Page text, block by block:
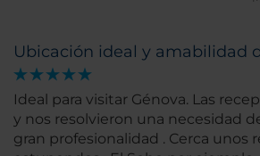
Ubicación ideal y amabilidad
Ideal para visitar Génova. Las recepcionistas amables
y nos resolvieron una necesidad
gran profesionalidad . Cerca unos